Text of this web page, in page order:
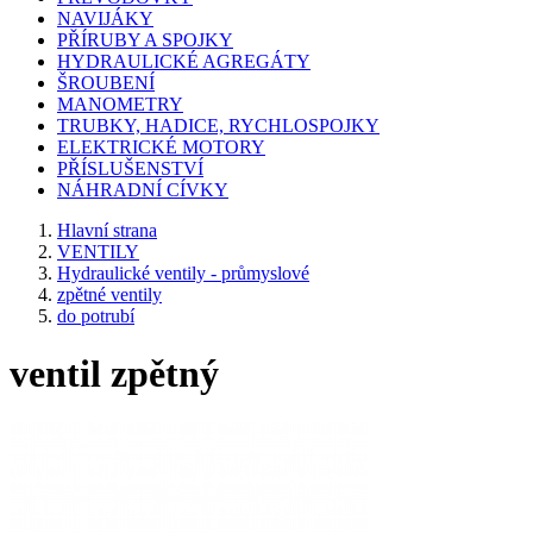
NAVIJÁKY
PŘÍRUBY A SPOJKY
HYDRAULICKÉ AGREGÁTY
ŠROUBENÍ
MANOMETRY
TRUBKY, HADICE, RYCHLOSPOJKY
ELEKTRICKÉ MOTORY
PŘÍSLUŠENSTVÍ
NÁHRADNÍ CÍVKY
Hlavní strana
VENTILY
Hydraulické ventily - průmyslové
zpětné ventily
do potrubí
ventil zpětný